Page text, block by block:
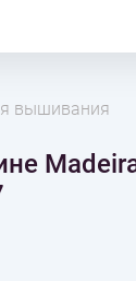
вышивания